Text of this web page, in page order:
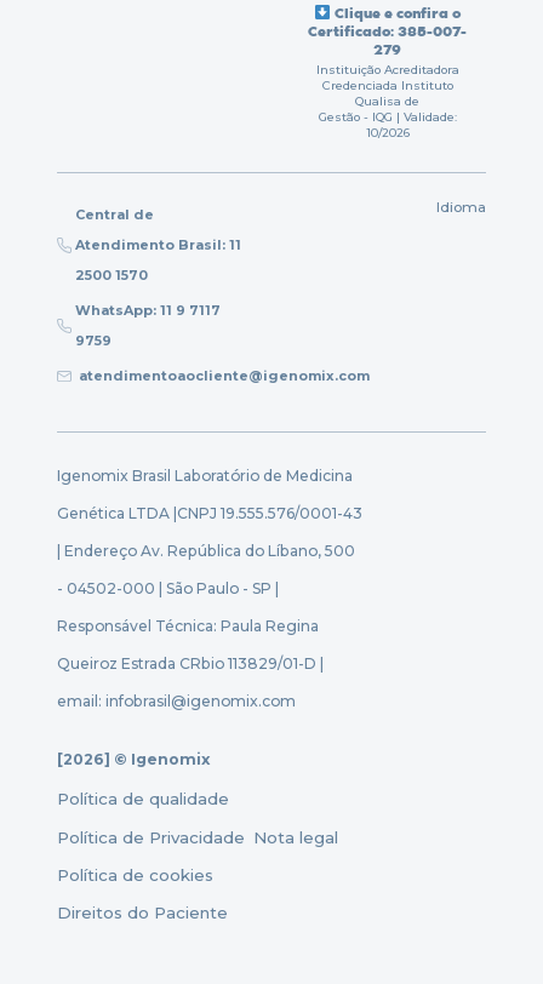
Clique e confira o
Certificado: 385-007-
279
Instituição Acreditadora
Credenciada Instituto
Qualisa de
Gestão - IQG | Validade:
10/2026
Central de
Atendimento Brasil: 11
2500 1570
WhatsApp: 11 9 7117
9759
atendimentoaocliente@igenomix.com
Idioma
Igenomix Brasil Laboratório de Medicina
Genética LTDA |CNPJ 19.555.576/0001-43
| Endereço Av. República do Líbano, 500
- 04502-000 | São Paulo - SP |
Responsável Técnica: Paula Regina
Queiroz Estrada CRbio 113829/01-D |
email: infobrasil@igenomix.com
[2026] © Igenomix
Política de qualidade
Política de Privacidade Nota legal
Política de cookies
Direitos do Paciente